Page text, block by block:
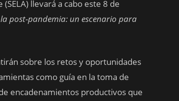
llevará a cabo este 8 de
la post-pandemia: un escenario para
sobre los retos y oportunidades
como guía en la toma de
encadenamientos productivos que